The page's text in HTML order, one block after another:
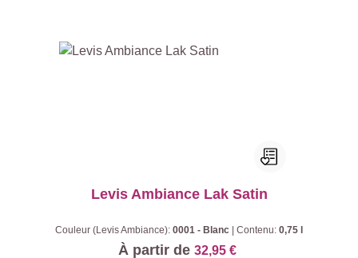
Levis Ambiance Lak Satin
Couleur (Levis Ambiance): 0001 - Blanc Contenu: 0,75 l
À partir de 32,95 €